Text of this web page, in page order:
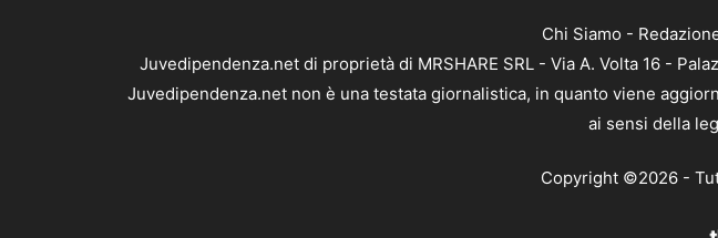
Chi Siamo -
Juvedipendenza.net di proprietà di MRSHARE SRL - Via A. Volta 16 -
Juvedipendenza.net non è una testata giornalistica, in quanto viene
ai sensi della
Copyright ©2026 -